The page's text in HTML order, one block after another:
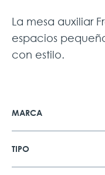
La mesa auxiliar
espacios
con estilo.
MARCA
TIPO